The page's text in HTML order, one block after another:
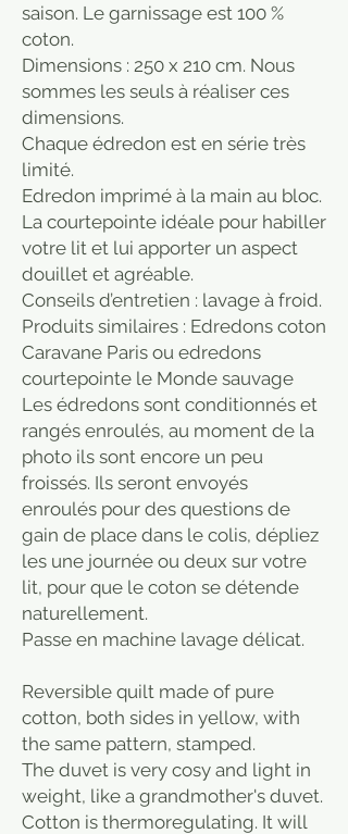
saison. Le garnissage est 100 %
coton.
Dimensions : 250 x 210 cm. Nous
sommes les seuls à réaliser ces
dimensions.
Chaque édredon est en série très
limité.
Edredon imprimé à la main au bloc.
La courtepointe idéale pour habiller
votre lit et lui apporter un aspect
douillet et agréable.
Conseils d’entretien : lavage à froid.
Produits similaires : Edredons coton
Caravane Paris ou edredons
courtepointe le Monde sauvage
Les édredons sont conditionnés et
rangés enroulés, au moment de la
photo ils sont encore un peu
froissés. Ils seront envoyés
enroulés pour des questions de
gain de place dans le colis, dépliez
les une journée ou deux sur votre
lit, pour que le coton se détende
naturellement.
Passe en machine lavage délicat.
Reversible quilt made of pure
cotton, both sides in yellow, with
the same pattern, stamped.
The duvet is very cosy and light in
weight, like a grandmother's duvet.
Cotton is thermoregulating. It will